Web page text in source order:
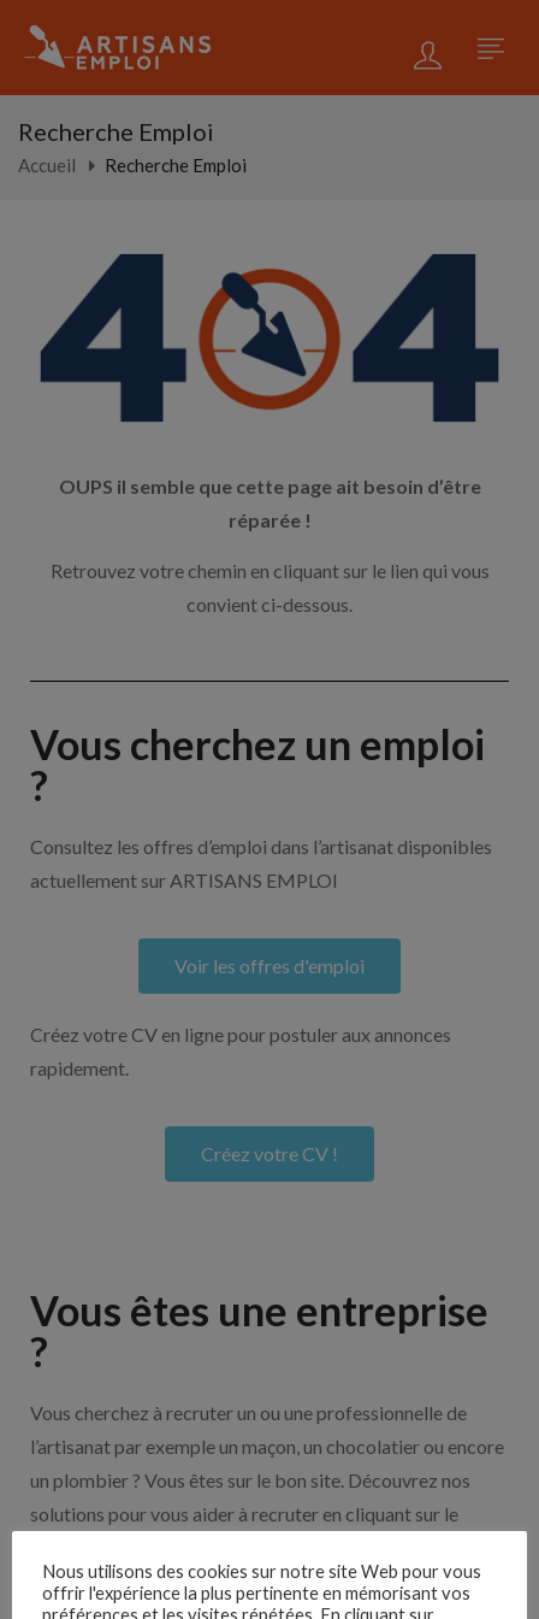
Recherche Emploi
Accueil Recherche Emploi
OUPS il semble que cette page ait besoin d’être
réparée !
Retrouvez votre chemin en cliquant sur le lien qui vous
convient ci-dessous.
Vous cherchez un emploi
?
Consultez les offres d’emploi dans l’artisanat disponibles
actuellement sur ARTISANS EMPLOI
Voir les offres d'emploi
Créez votre CV en ligne pour postuler aux annonces
rapidement.
Créez votre CV !
Vous êtes une entreprise
?
Vous cherchez à recruter un ou une professionnelle de
l’artisanat par exemple un maçon, un chocolatier ou encore
un plombier ? Vous êtes sur le bon site. Découvrez nos
solutions pour vous aider à recruter en cliquant sur le
Nous utilisons des cookies sur notre site Web pour vous
offrir l'expérience la plus pertinente en mémorisant vos
préférences et les visites répétées. En cliquant sur